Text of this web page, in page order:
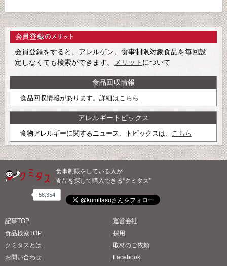
会員登録をすると、アレルゲン、食事制限対象食品を毎回設
定しなくても検索ができます。
メリット について
食品回収情報
食品回収情報があります。詳細は こちら
アレルギートピックス
食物アレルギーに関するニュース、トピックスは、 こちら
食事制限をしている人が
食品を探して購入できる“クミタス”
58,354
記事TOP
食品検索TOP
クミタスとは
お問い合わせ
運営会社
採用
取材のご依頼
Facebook